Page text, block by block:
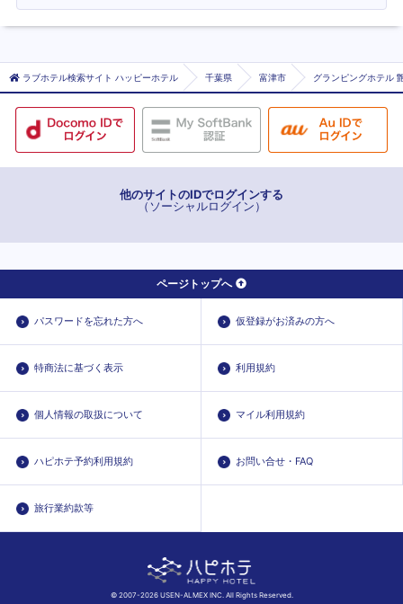
ラブホテル検索サイト ハッピーホテル 千葉県 富津市 グランピングホテル
他のサイトのIDでログインする
（ソーシャルログイン）
ページトップへ
パスワードを忘れた方へ 仮登録がお済みの方へ
特商法に基づく表示 利用規約
個人情報の取扱について マイル利用規約
ハピホテ予約利用規約 お問い合せ・FAQ
旅行業約款等
© 2007-2026 USEN-ALMEX INC. All Rights Reserved.